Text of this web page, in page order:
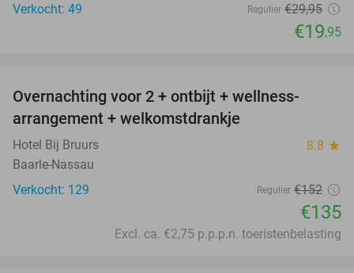
Verkocht: 49
Regulier €29,95
€19,95
Overnachting voor 2 + ontbijt + wellness-
arrangement + welkomstdrankje
Hotel Bij Bruurs 8.8 star
Baarle-Nassau
Verkocht: 129
Regulier €152
€135
Excl. ca. €2,75 p.p.p.n. toeristenbelasting